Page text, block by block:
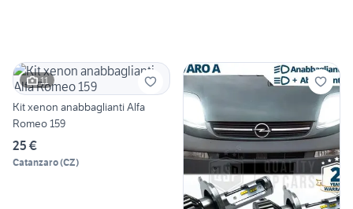
11
Kit xenon anabbaglianti Alfa
Romeo 159
25 €
Catanzaro(CZ)